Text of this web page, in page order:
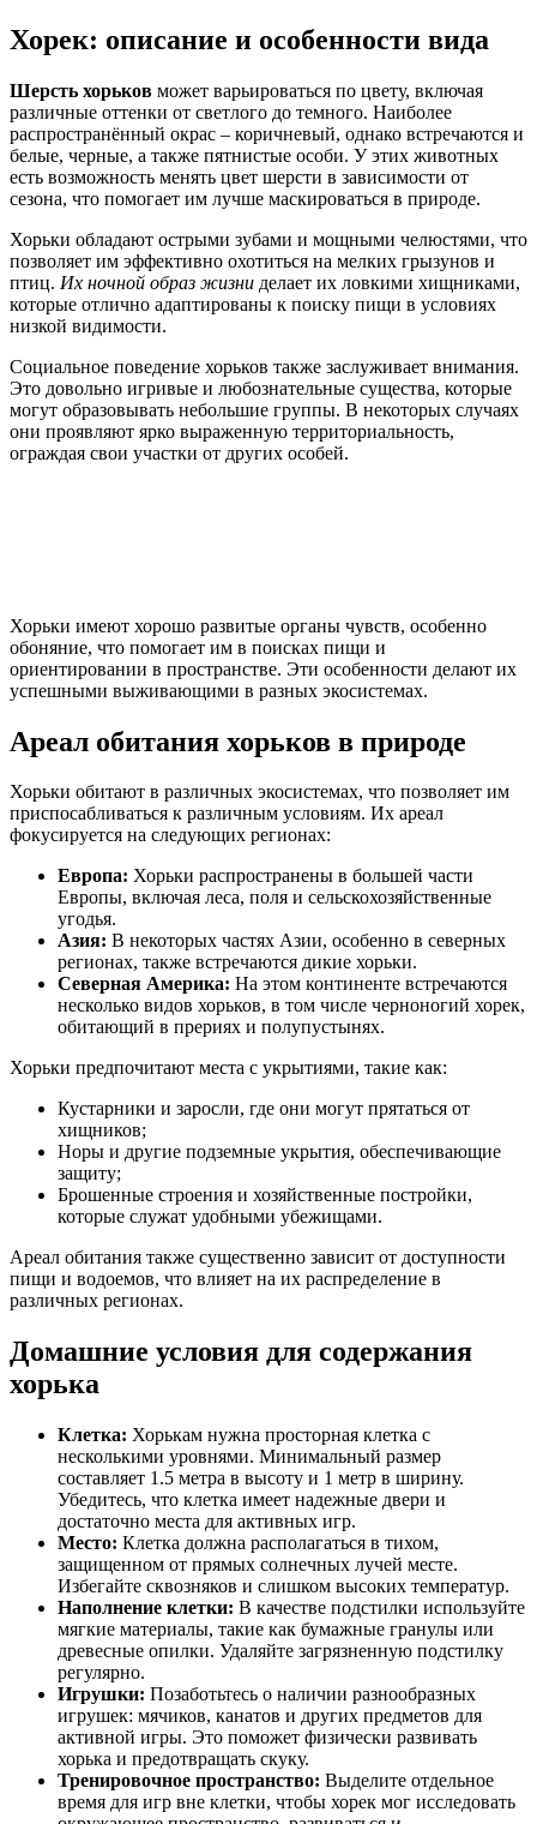
Хорек: описание и особенности вида
Шерсть хорьков может варьироваться по цвету, включая
различные оттенки от светлого до темного. Наиболее
распространённый окрас – коричневый, однако встречаются и
белые, черные, а также пятнистые особи. У этих животных
есть возможность менять цвет шерсти в зависимости от
сезона, что помогает им лучше маскироваться в природе.
Хорьки обладают острыми зубами и мощными челюстями, что
позволяет им эффективно охотиться на мелких грызунов и
птиц. Их ночной образ жизни делает их ловкими хищниками,
которые отлично адаптированы к поиску пищи в условиях
низкой видимости.
Социальное поведение хорьков также заслуживает внимания.
Это довольно игривые и любознательные существа, которые
могут образовывать небольшие группы. В некоторых случаях
они проявляют ярко выраженную территориальность,
ограждая свои участки от других особей.
Хорьки имеют хорошо развитые органы чувств, особенно
обоняние, что помогает им в поисках пищи и
ориентировании в пространстве. Эти особенности делают их
успешными выживающими в разных экосистемах.
Ареал обитания хорьков в природе
Хорьки обитают в различных экосистемах, что позволяет им
приспосабливаться к различным условиям. Их ареал
фокусируется на следующих регионах:
Европа: Хорьки распространены в большей части
Европы, включая леса, поля и сельскохозяйственные
угодья.
Азия: В некоторых частях Азии, особенно в северных
регионах, также встречаются дикие хорьки.
Северная Америка: На этом континенте встречаются
несколько видов хорьков, в том числе черноногий хорек,
обитающий в прериях и полупустынях.
Хорьки предпочитают места с укрытиями, такие как:
Кустарники и заросли, где они могут прятаться от
хищников;
Норы и другие подземные укрытия, обеспечивающие
защиту;
Брошенные строения и хозяйственные постройки,
которые служат удобными убежищами.
Ареал обитания также существенно зависит от доступности
пищи и водоемов, что влияет на их распределение в
различных регионах.
Домашние условия для содержания
хорька
Клетка: Хорькам нужна просторная клетка с
несколькими уровнями. Минимальный размер
составляет 1.5 метра в высоту и 1 метр в ширину.
Убедитесь, что клетка имеет надежные двери и
достаточно места для активных игр.
Место: Клетка должна располагаться в тихом,
защищенном от прямых солнечных лучей месте.
Избегайте сквозняков и слишком высоких температур.
Наполнение клетки: В качестве подстилки используйте
мягкие материалы, такие как бумажные гранулы или
древесные опилки. Удаляйте загрязненную подстилку
регулярно.
Игрушки: Позаботьтесь о наличии разнообразных
игрушек: мячиков, канатов и других предметов для
активной игры. Это поможет физически развивать
хорька и предотвращать скуку.
Тренировочное пространство: Выделите отдельное
время для игр вне клетки, чтобы хорек мог исследовать